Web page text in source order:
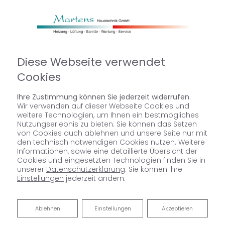
Martens Haustechnik GmbH
Diese Webseite verwendet
Cookies
Ihre Zustimmung können Sie jederzeit widerrufen.
Wir verwenden auf dieser Webseite Cookies und
weitere Technologien, um Ihnen ein bestmögliches
Nutzungserlebnis zu bieten. Sie können das Setzen
von Cookies auch ablehnen und unsere Seite nur mit
den technisch notwendigen Cookies nutzen. Weitere
Informationen, sowie eine detaillierte Übersicht der
Cookies und eingesetzten Technologien finden Sie in
unserer Datenschutzerklärung. Sie können Ihre
Einstellungen jederzeit ändern.
Akzeptieren
Einstellungen
Ablehnen
Ablehnen